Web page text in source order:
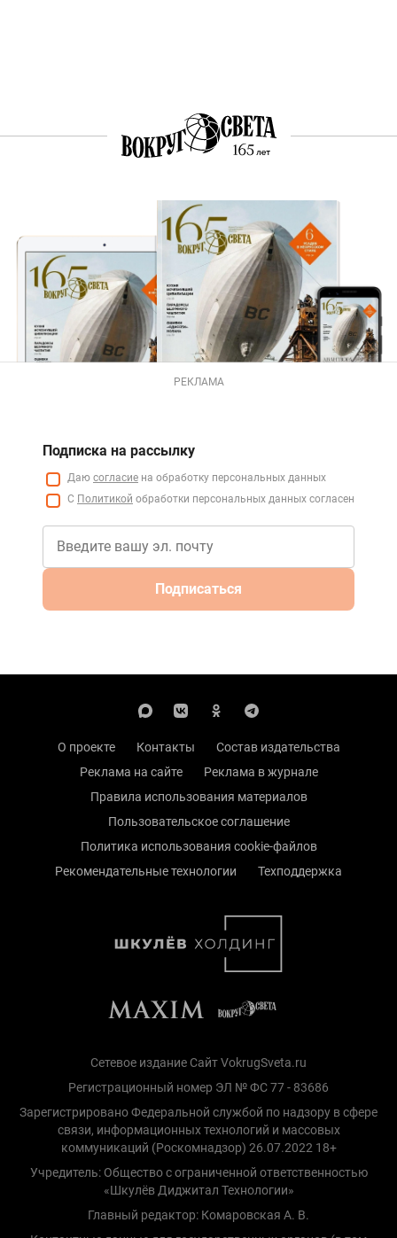
РЕКЛАМА
Подписка на рассылку
Даю согласие на обработку персональных данных
С Политикой обработки персональных данных согласен
Подписаться
О проекте Контакты
Состав издательства
Реклама на сайте
Реклама в журнале
Правила использования материалов
Пользовательское соглашение
Политика использования cookie-файлов
Рекомендательные технологии
Техподдержка
Сетевое издание Сайт VokrugSveta.ru
Регистрационный номер ЭЛ № ФС 77 - 83686
Зарегистрировано Федеральной службой по надзору в сфере
связи, информационных технологий и массовых
коммуникаций (Роскомнадзор) 26.07.2022 18+
Учредитель: Общество с ограниченной ответственностью
«Шкулёв Диджитал Технологии»
Главный редактор: Комаровская А. В.